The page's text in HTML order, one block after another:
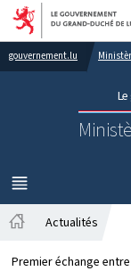
gouvernement.lu
MENU
PRINCIPAL
Actualités
Premier échange